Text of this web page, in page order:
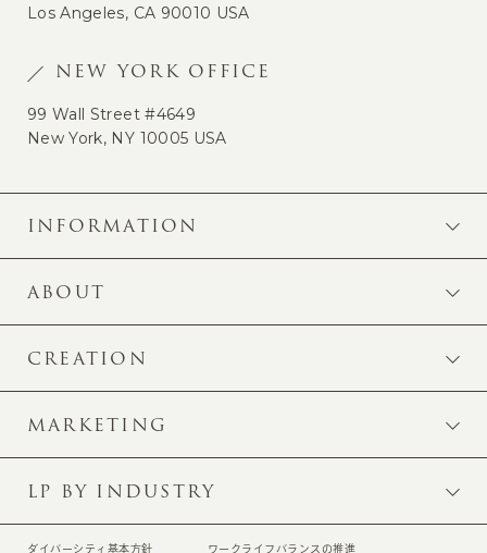
Los Angeles, CA 90010 USA
NEW YORK OFFICE
99 Wall Street #4649
New York, NY 10005 USA
INFORMATION
ABOUT
CREATION
MARKETING
LP BY INDUSTRY
ダイバーシティ基本方針 ワークライフバランスの推進